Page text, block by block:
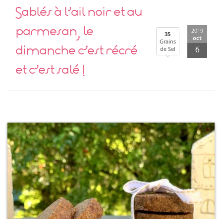
Sablés à l’ail noir et au
parmesan, le
dimanche c’est récré
et c’est salé !
35
Grains
de Sel
2019
oct
6